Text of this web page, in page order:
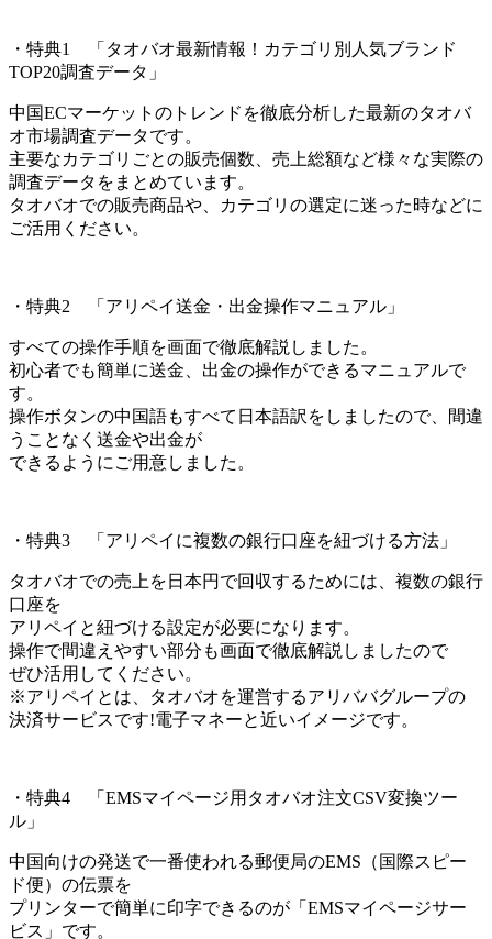
・特典1 「タオバオ最新情報！カテゴリ別人気ブランド
TOP20調査データ」
中国ECマーケットのトレンドを徹底分析した最新のタオバ
オ市場調査データです。
主要なカテゴリごとの販売個数、売上総額など様々な実際の
調査データをまとめています。
タオバオでの販売商品や、カテゴリの選定に迷った時などに
ご活用ください。
・特典2 「アリペイ送金・出金操作マニュアル」
すべての操作手順を画面で徹底解説しました。
初心者でも簡単に送金、出金の操作ができるマニュアルで
す。
操作ボタンの中国語もすべて日本語訳をしましたので、間違
うことなく送金や出金が
できるようにご用意しました。
・特典3 「アリペイに複数の銀行口座を紐づける方法」
タオバオでの売上を日本円で回収するためには、複数の銀行
口座を
アリペイと紐づける設定が必要になります。
操作で間違えやすい部分も画面で徹底解説しましたので
ぜひ活用してください。
※アリペイとは、タオバオを運営するアリババグループの
決済サービスです!電子マネーと近いイメージです。
・特典4 「EMSマイページ用タオバオ注文CSV変換ツー
ル」
中国向けの発送で一番使われる郵便局のEMS（国際スピー
ド便）の伝票を
プリンターで簡単に印字できるのが「EMSマイページサー
ビス」です。